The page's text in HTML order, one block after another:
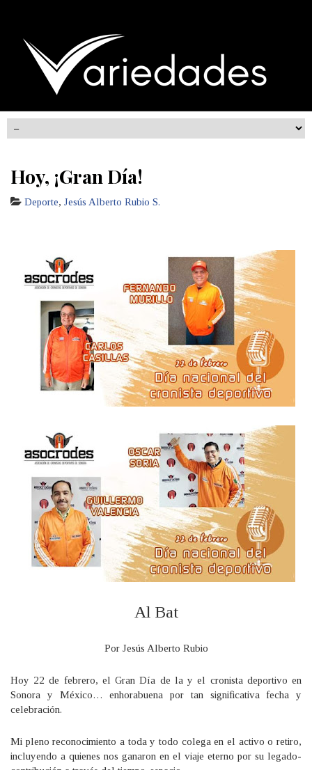
Hoy, ¡Gran Día!
Deporte, Jesús Alberto Rubio S.
Al Bat
Por Jesús Alberto Rubio
Hoy 22 de febrero, el Gran Día de la y el cronista deportivo en
Sonora y México… enhorabuena por tan significativa fecha y
celebración.
Mi pleno reconocimiento a toda y todo colega en el activo o retiro,
incluyendo a quienes nos ganaron en el viaje eterno por su legado-